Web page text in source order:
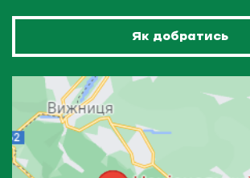
Як добратись